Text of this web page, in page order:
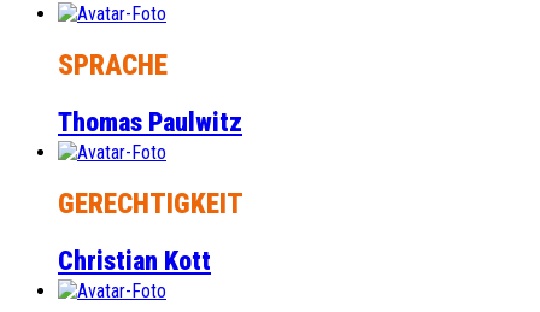
SPRACHE
Thomas Paulwitz
GERECHTIGKEIT
Christian Kott